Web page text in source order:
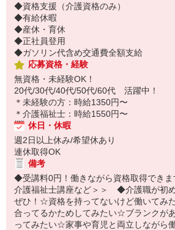
◆資格支援（介護資格のみ）
◆有給休暇
◆産休・育休
◆正社員登用
◆ガソリン代含め交通費全額支給
応募資格・経験
無資格・未経験OK！
20代/30代/40代/50代/60代 活躍中！
＊未経験の方：時給1350円〜
＊介護福祉士：時給1550円〜
休日・休暇
週2日以上休み/希望休あり
連休取得OK
備考
◆受講料0円！働きながら資格取得でき
介護福祉士講座など＞＞ ◆介護職が初
ぜひ！☆資格を持ってないけど働いてみ
合ってるかためしてみたい☆ブランクが
ってみたい☆家事や育児と両立しながら